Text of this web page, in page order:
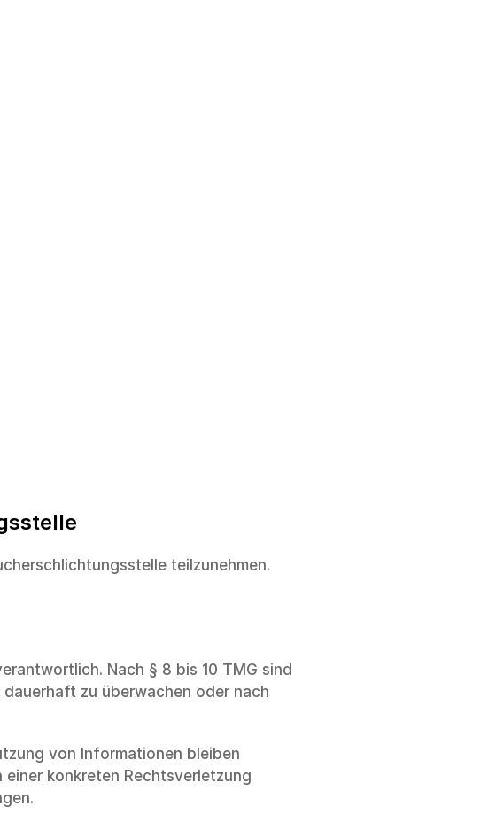
teilzunehmen.
Nach § 8 bis 10 TMG sind
zu überwachen oder nach
von Informationen bleiben
konkreten Rechtsverletzung